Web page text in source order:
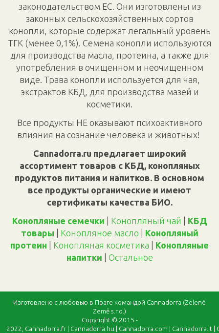
законодательством ЕС. Они изготовлены из
законных сельскохозяйственных сортов
конопли, которые содержат легальный уровень
ТГК (менее 0,1%). Семена конопли используются
для производства масла, протеина, а также для
употребления в очищенном и неочищенном
виде. Трава конопли используется для чая,
экстрактов КБД, для производства мазей и
косметики.
Все продукты НЕ оказывают психоактивного
влияния на сознание человека и животных!
Cannadorra.ru предлагает широкий
ассортимент товаров с КБД, конопляных
продуктов питания и напитков. В основном
все продукты органические и имеют
сертификаты качества БИО.
Конопляные семечки
Конопляный чай
КБД
товары
Конопляное масло
Конопляный
протеин
Конопляная косметика
Конопляные
напитки
Oстальное
Изготовлено с любовью в Праге командой Cannadorra (Zelené
Země s.r.o.)
Copyright © 2015 -
2022, Cannadorra.fr Cannadorra.hu Cannadorra.com Cannadorra.it